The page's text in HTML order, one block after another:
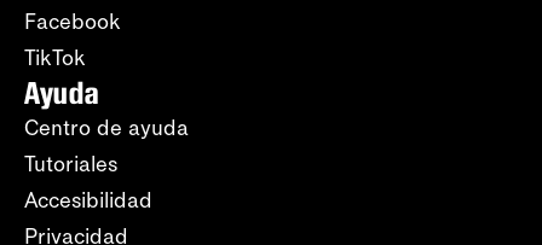
Facebook
TikTok
Ayuda
Centro de ayuda
Tutoriales
Accesibilidad
Privacidad